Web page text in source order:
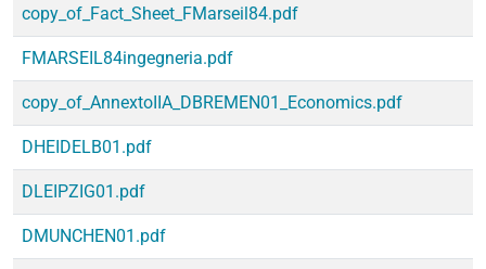
copy_of_Fact_Sheet_FMarseil84.pdf
FMARSEIL84ingegneria.pdf
copy_of_AnnextoIIA_DBREMEN01_Economics.pdf
DHEIDELB01.pdf
DLEIPZIG01.pdf
DMUNCHEN01.pdf